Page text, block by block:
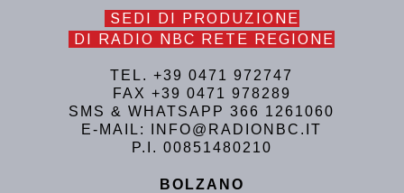
SEDI DI PRODUZIONE
DI RADIO NBC RETE REGIONE
TEL. +39 0471 972747
FAX +39 0471 978289
SMS & WHATSAPP 366 1261060
E-MAIL: INFO@RADIONBC.IT
P.I. 00851480210
BOLZANO